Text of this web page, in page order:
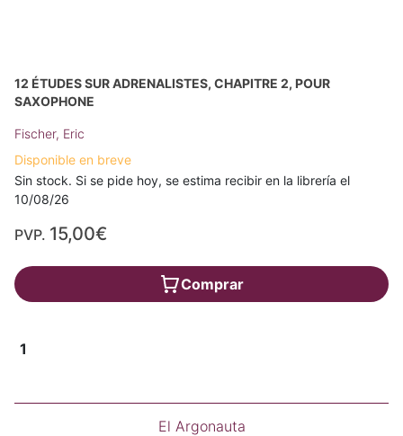
12 ÉTUDES SUR ADRENALISTES, CHAPITRE 2, POUR
SAXOPHONE
Fischer, Eric
Disponible en breve
Sin stock. Si se pide hoy, se estima recibir en la librería el
10/08/26
PVP. 15,00€
Comprar
1
El Argonauta